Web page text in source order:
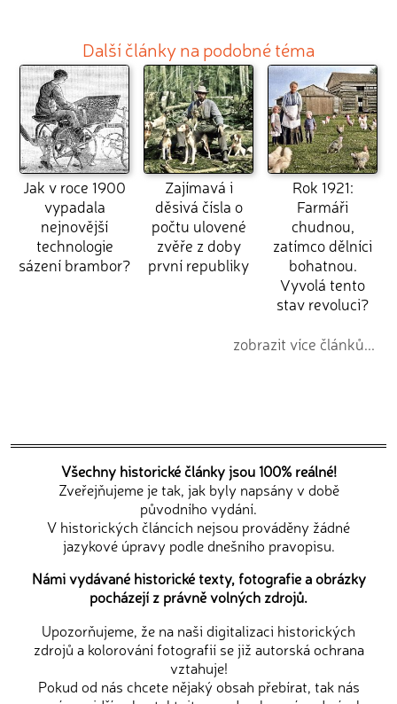
Další články na podobné téma
Jak v roce 1900
vypadala
nejnovější
technologie
sázení brambor?
Zajímavá i
děsivá čísla o
počtu ulovené
zvěře z doby
první republiky
Rok 1921:
Farmáři
chudnou,
zatímco dělníci
bohatnou.
Vyvolá tento
stav revoluci?
zobrazit více článků...
Všechny historické články jsou 100% reálné!
Zveřejňujeme je tak, jak byly napsány v době
původního vydání.
V historických článcích nejsou prováděny žádné
jazykové úpravy podle dnešního pravopisu.
Námi vydávané historické texty, fotografie a obrázky
pocházejí z právně volných zdrojů.
Upozorňujeme, že na naši digitalizaci historických
zdrojů a kolorování fotografií se již autorská ochrana
vztahuje!
Pokud od nás chcete nějaký obsah přebírat, tak nás